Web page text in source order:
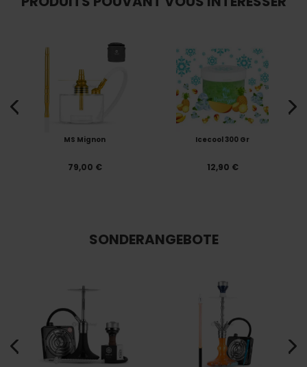
MS Mignon
79,00 €
Icecool 300 Gr
12,90 €
SONDERANGEBOTE